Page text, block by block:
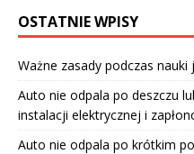
OSTATNIE WPISY
Ważne zasady podczas
Auto nie odpala po deszczu
instalacji elektrycznej i
Auto nie odpala po krótkim